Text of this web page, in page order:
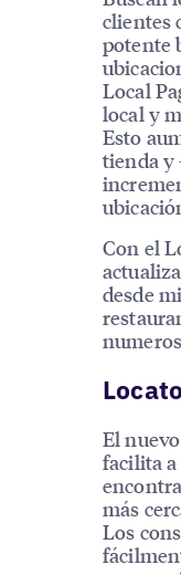
clientes
potente
Local
local y
Esto
tienda
Con el
desde
El
facilita
más
Los